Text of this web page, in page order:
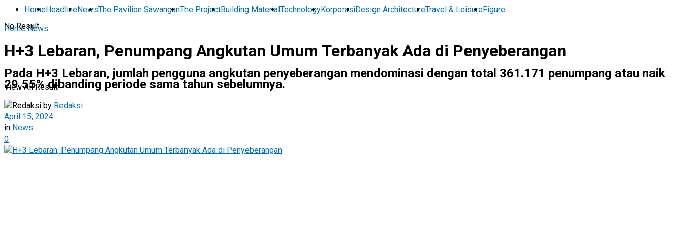
No Result
View All Result
HomeHeadlineNewsThe Pavilion SawanganThe ProjectBuilding MaterialTechnologyKorporasiDesign ArchitectureTravel & LeisureFigure
Home News
H+3 Lebaran, Penumpang Angkutan Umum Terbanyak Ada di Penyeberangan
Pada H+3 Lebaran, jumlah pengguna angkutan penyeberangan mendominasi dengan total 361.171 penumpang atau naik
29,55% dibanding periode sama tahun sebelumnya.
by Redaksi
April 15, 2024
in News
0